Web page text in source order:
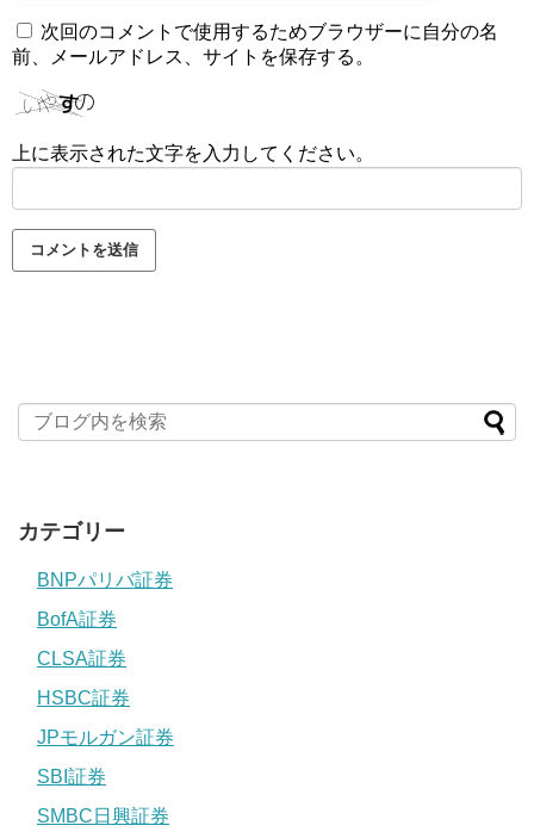
次回のコメントで使用するためブラウザーに自分の名
前、メールアドレス、サイトを保存する。
上に表示された文字を入力してください。
カテゴリー
BNPパリバ証券
BofA証券
CLSA証券
HSBC証券
JPモルガン証券
SBI証券
SMBC日興証券